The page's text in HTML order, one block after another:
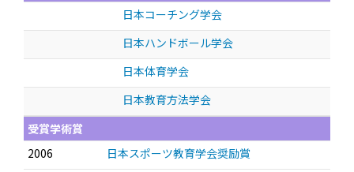
日本コーチング学会
日本ハンドボール学会
日本体育学会
日本教育方法学会
受賞学術賞
2006
日本スポーツ教育学会奨励賞